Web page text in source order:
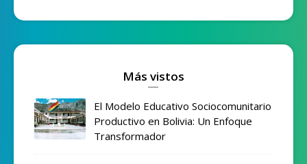
Más vistos
El Modelo Educativo Sociocomunitario
Productivo en Bolivia: Un Enfoque
Transformador